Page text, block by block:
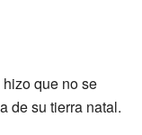
que no se
de su tierra natal.